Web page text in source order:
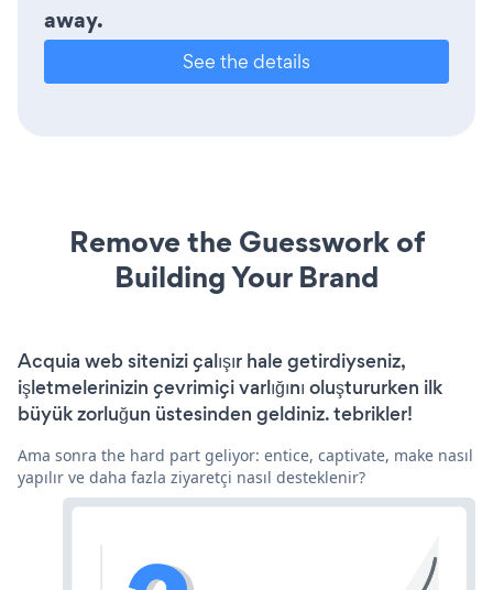
away.
See the details
Remove the Guesswork of
Building Your Brand
Acquia web sitenizi çalışır hale getirdiyseniz,
işletmelerinizin çevrimiçi varlığını oluştururken ilk
büyük zorluğun üstesinden geldiniz. tebrikler!
Ama sonra the hard part geliyor: entice, captivate, make nasıl
yapılır ve daha fazla ziyaretçi nasıl desteklenir?